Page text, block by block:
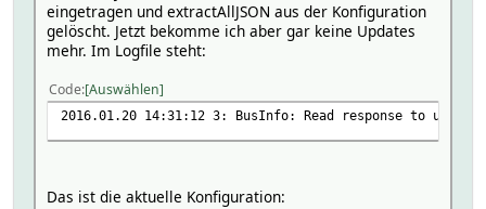
eingetragen und extractAllJSON aus der Konfiguration
gelöscht. Jetzt bekomme ich aber gar keine Updates
mehr. Im Logfile steht:
Code Auswählen
2016.01.20 14:31:12 3: BusInfo: Read response to
Das ist die aktuelle Konfiguration: